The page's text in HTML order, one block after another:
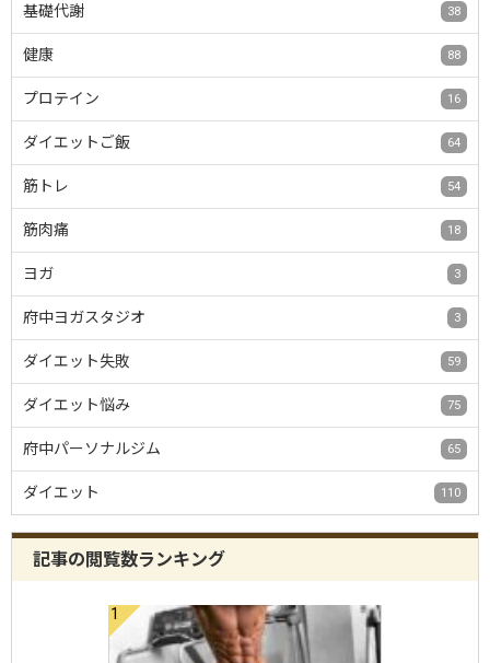
基礎代謝 38
健康 88
プロテイン 16
ダイエットご飯 64
筋トレ 54
筋肉痛 18
ヨガ 3
府中ヨガスタジオ 3
ダイエット失敗 59
ダイエット悩み 75
府中パーソナルジム 65
ダイエット 110
記事の閲覧数ランキング